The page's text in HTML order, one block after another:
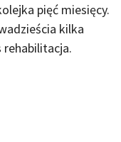
pięć miesięcy.
kilka
rehabilitacja.